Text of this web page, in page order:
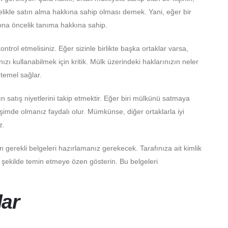
satın alma hakkına sahip olması demek. Yani, eğer bir
öncelik tanıma hakkına sahip.
etmelisiniz. Eğer sizinle birlikte başka ortaklar varsa,
kullanabilmek için kritik. Mülk üzerindeki haklarınızın neler
sağlar.
satış niyetlerini takip etmektir. Eğer biri mülkünü satmaya
olmanız faydalı olur. Mümkünse, diğer ortaklarla iyi
gerekli belgeleri hazırlamanız gerekecek. Tarafınıza ait kimlik
temin etmeye özen gösterin. Bu belgeleri